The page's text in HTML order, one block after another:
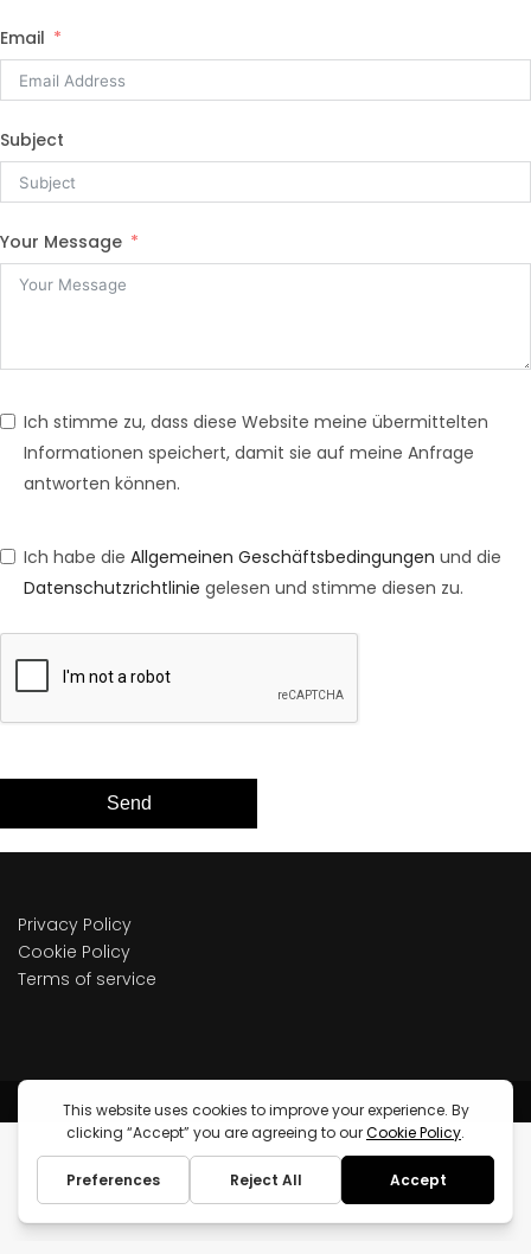
Email
Subject
Your Message
Ich stimme zu, dass diese Website meine übermittelten
Informationen speichert, damit sie auf meine Anfrage
antworten können.
Ich habe die Allgemeinen Geschäftsbedingungen und die
Datenschutzrichtlinie gelesen und stimme diesen zu.
Send
Privacy Policy
Cookie Policy
Terms of service
Copyright Pieter.fr